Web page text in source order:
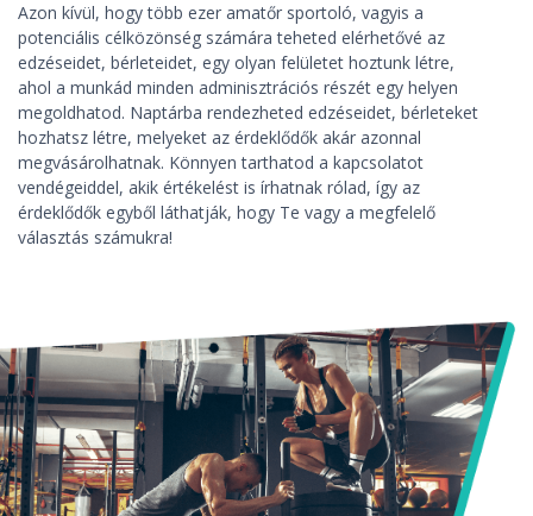
Azon kívül, hogy több ezer amatőr sportoló, vagyis a
potenciális célközönség számára teheted elérhetővé az
edzéseidet, bérleteidet, egy olyan felületet hoztunk létre,
ahol a munkád minden adminisztrációs részét egy helyen
megoldhatod. Naptárba rendezheted edzéseidet, bérleteket
hozhatsz létre, melyeket az érdeklődők akár azonnal
megvásárolhatnak. Könnyen tarthatod a kapcsolatot
vendégeiddel, akik értékelést is írhatnak rólad, így az
érdeklődők egyből láthatják, hogy Te vagy a megfelelő
választás számukra!